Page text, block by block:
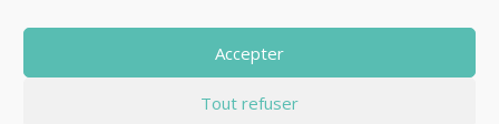
Accepter
Tout refuser
Mentions légales
Politique de confidentialité